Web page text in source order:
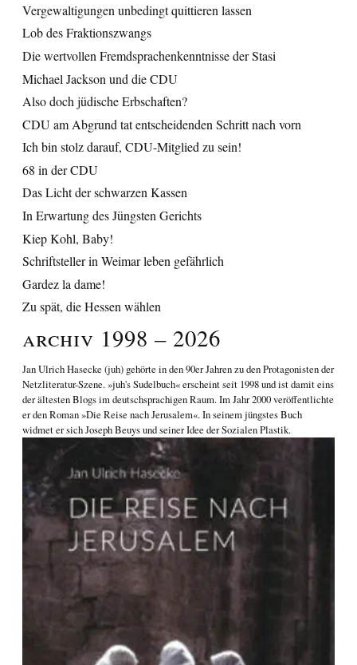
Vergewaltigungen unbedingt quittieren lassen
Lob des Fraktionszwangs
Die wertvollen Fremdsprachenkenntnisse der Stasi
Michael Jackson und die CDU
Also doch jüdische Erbschaften?
CDU am Abgrund tat entscheidenden Schritt nach vorn
Ich bin stolz darauf, CDU-Mitglied zu sein!
68 in der CDU
Das Licht der schwarzen Kassen
In Erwartung des Jüngsten Gerichts
Kiep Kohl, Baby!
Schriftsteller in Weimar leben gefährlich
Gardez la dame!
Zu spät, die Hessen wählen
Archiv 1998 – 2026
Jan Ulrich Hasecke (juh) gehörte in den 90er Jahren zu den Protagonisten der
Netzliteratur-Szene. »juh's Sudelbuch« erscheint seit 1998 und ist damit eins
der ältesten Blogs im deutschsprachigen Raum. Im Jahr 2000 veröffentlichte
er den Roman»Die Reise nach Jerusalem«. In seinem jüngstes Buch
widmet er sichJoseph Beuys und seiner Idee der Sozialen Plastik.